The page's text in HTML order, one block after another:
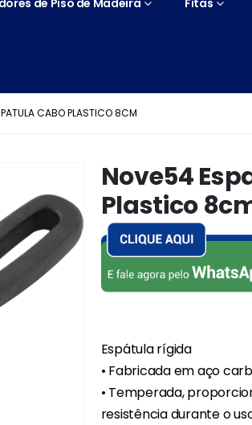
de Piso de Madeira Fitas
CABO PLASTICO 8CM
Nove54
Plastico
Espátula rígida
• Fabricada em aço
• Temperada,
resistência durante o